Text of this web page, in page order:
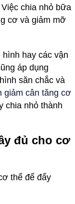
chia nhỏ bữa
cơ và giảm mỡ
hay các vận
áp dụng
săn chắc và
giảm cân tăng cơ
chia nhỏ thành
đủ cho cơ
thể để đẩy